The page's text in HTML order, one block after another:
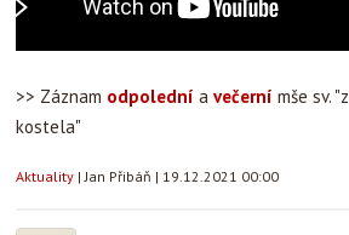
>> Záznam odpolední a večerní mše sv.
kostela"
Aktuality |Jan Přibáň | 19.12.2021 00:00